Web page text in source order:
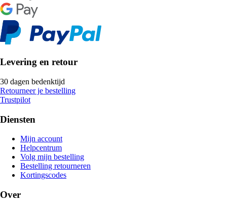
Levering en retour
30 dagen bedenktijd
Retourneer je bestelling
Trustpilot
Diensten
Mijn account
Helpcentrum
Volg mijn bestelling
Bestelling retourneren
Kortingscodes
Over